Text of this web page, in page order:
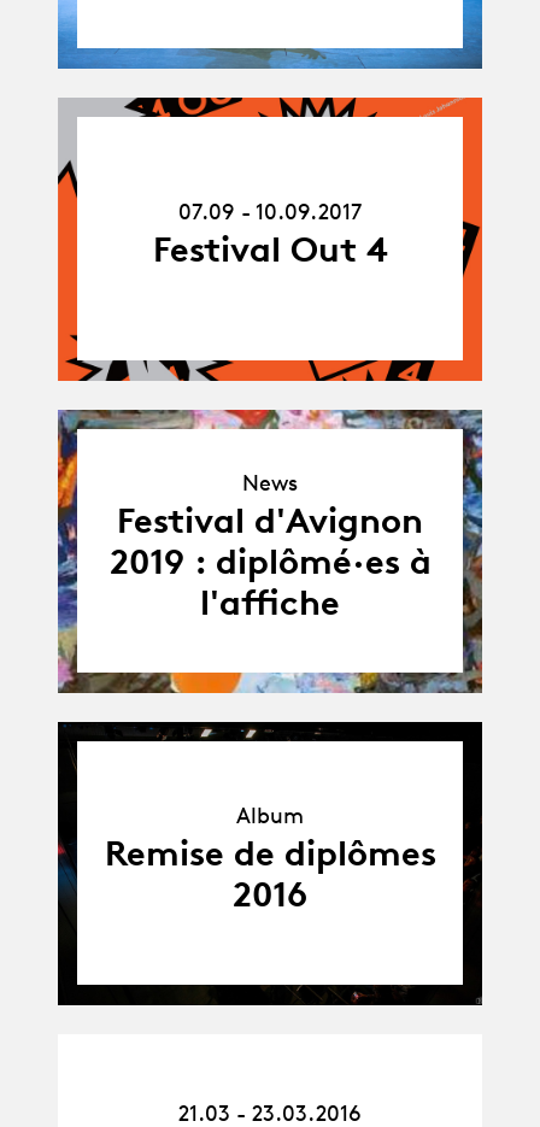
07.09 - 10.09.2017
Festival Out 4
News
Festival d'Avignon
2019 : diplômé·es à
l'affiche
Album
Remise de diplômes
2016
21.03 - 23.03.2016